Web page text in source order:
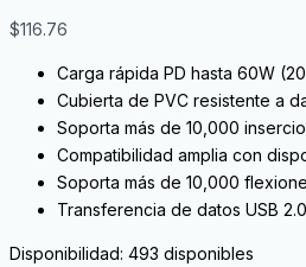
$116.76
Carga rápida PD hasta 60W
Cubierta de PVC resistente a
Soporta más de 10,000
Compatibilidad amplia con
Soporta más de 10,000
Transferencia de datos USB
Disponibilidad: 493 disponibles